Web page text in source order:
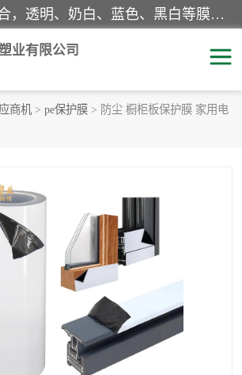
该类保护膜有复合，透明、奶白、蓝色、黑白等膜型。特高粘，高粘，中高粘，中粘，中低粘，低粘等。对于不同的粘力要求有相应的产品相适配。无胶渍残留污染。在较宽的收卷幅度下平整无皱纹，收卷长度大，利于机械化及自动化施工粘贴。为您的产品提供的表面保护解决方案。 产品广泛适用于：铝材、不锈钢、金属、塑料、电子、家电、家具、玻璃、化工材料、装饰材料等。
业有限公司
商机 > pe保护膜 > 防尘 橱柜板保护膜 家用电
透明保护膜
乳白保护膜
纯黑保护膜
彩钢板保护膜
两边上胶保护膜